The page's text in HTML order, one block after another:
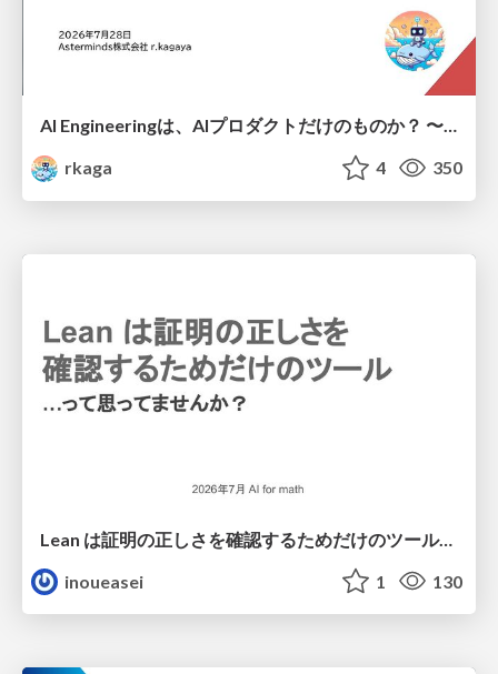
AI Engineeringは、AIプロダクトだけのものか？ 〜AIがソフトウェアを作る時代の新しい当たり前〜 / No AI in your product. AI Engineering in your development.
rkaga
4 350
Lean は証明の正しさを確認するためだけのツールって思ってませんか？
inoueasei
1 130